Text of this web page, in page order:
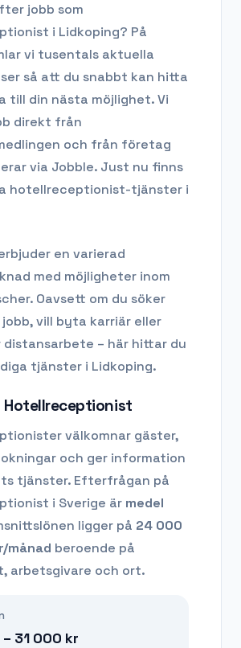
jobb som
i Lidkoping? På
vi tusentals aktuella
så att du snabbt kan hitta
till din nästa möjlighet. Vi
direkt från
och från företag
via Jobble. Just nu finns
hotellreceptionist-tjänster i
en varierad
med möjligheter inom
Oavsett om du söker
vill byta karriär eller
– här hittar du
tjänster i Lidkoping.
Hotellreceptionist
välkomnar gäster,
och ger information
tjänster. Efterfrågan på
i Sverige är medel
ligger på 24 000
månad beroende på
arbetsgivare och ort.
31 000 kr